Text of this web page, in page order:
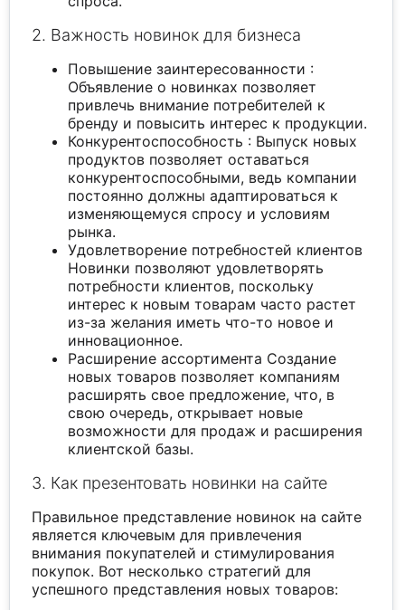
2. Важность новинок для бизнеса
Повышение заинтересованности :
Объявление о новинках позволяет
привлечь внимание потребителей к
бренду и повысить интерес к продукции.
Конкурентоспособность : Выпуск новых
продуктов позволяет оставаться
конкурентоспособными, ведь компании
постоянно должны адаптироваться к
изменяющемуся спросу и условиям
рынка.
Удовлетворение потребностей клиентов
Новинки позволяют удовлетворять
потребности клиентов, поскольку
интерес к новым товарам часто растет
из-за желания иметь что-то новое и
инновационное.
Расширение ассортимента Создание
новых товаров позволяет компаниям
расширять свое предложение, что, в
свою очередь, открывает новые
возможности для продаж и расширения
клиентской базы.
3. Как презентовать новинки на сайте
Правильное представление новинок на сайте
является ключевым для привлечения
внимания покупателей и стимулирования
покупок. Вот несколько стратегий для
успешного представления новых товаров: